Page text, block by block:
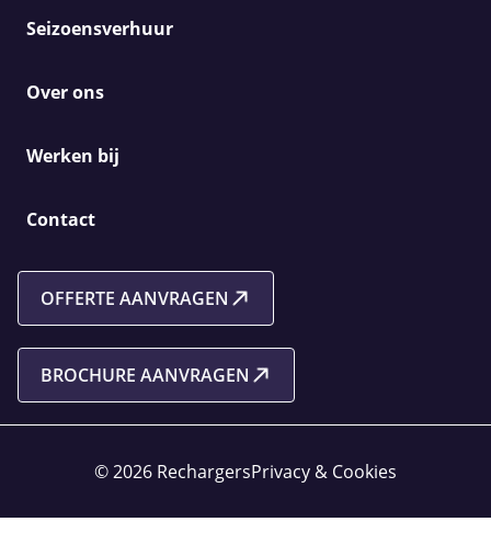
Seizoensverhuur
Over ons
Werken bij
Contact
OFFERTE AANVRAGEN
BROCHURE AANVRAGEN
© 2026 RechargersPrivacy & Cookies